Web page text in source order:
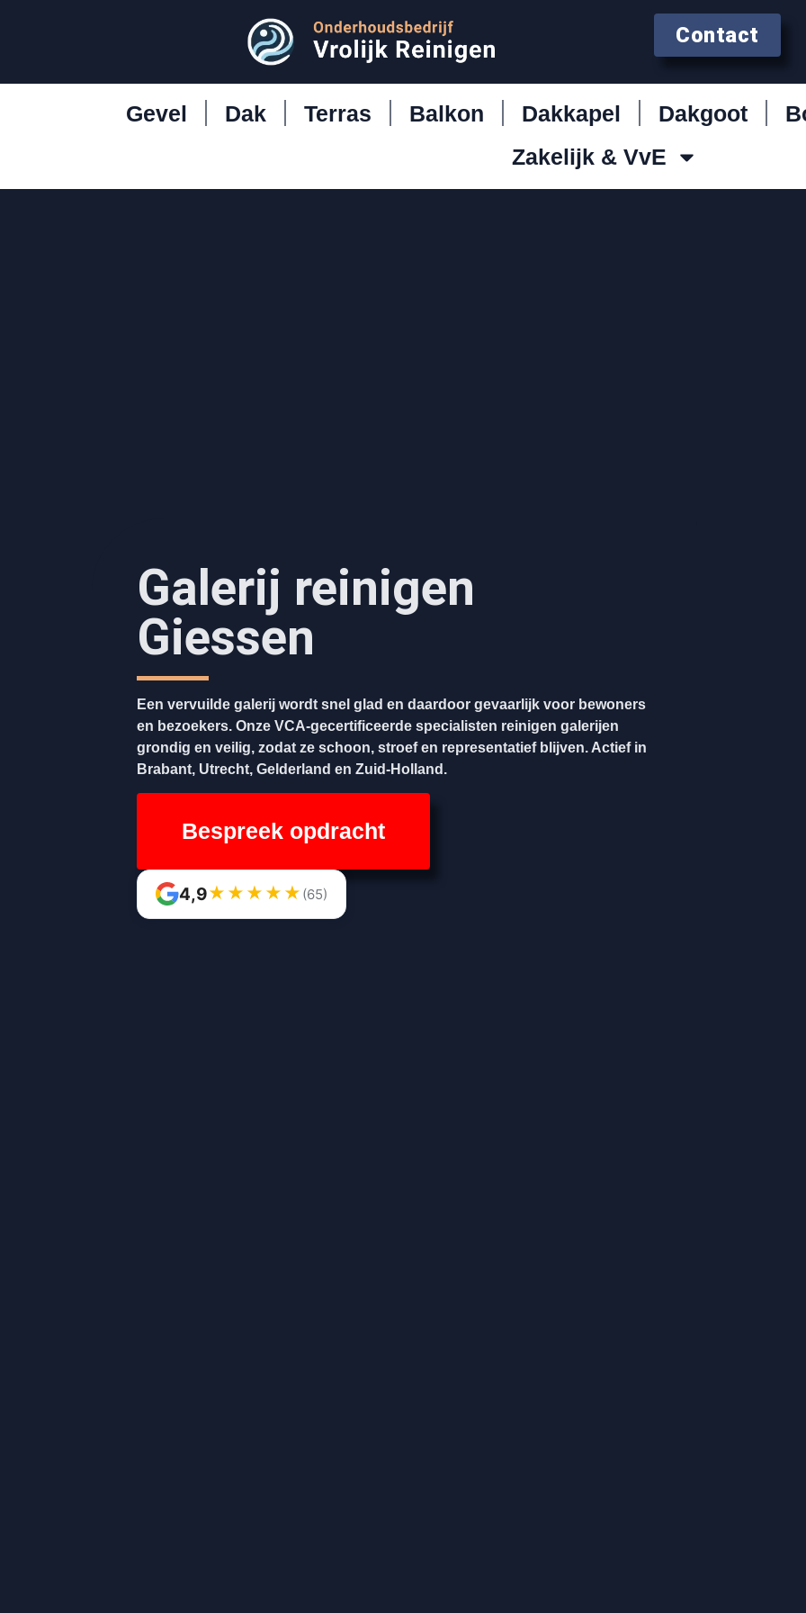
Contact
Gevel Dak Terras Balkon Dakkapel Dakgoot
Zakelijk & VvE
Galerij reinigen
Giessen
Een vervuilde galerij wordt snel glad en daardoor gevaarlijk voor bewoners
en bezoekers. Onze VCA-gecertificeerde specialisten reinigen galerijen
grondig en veilig, zodat ze schoon, stroef en representatief blijven. Actief in
Brabant, Utrecht, Gelderland en Zuid-Holland.
Bespreek opdracht
4,9★ ★ ★ ★ ★ (65)